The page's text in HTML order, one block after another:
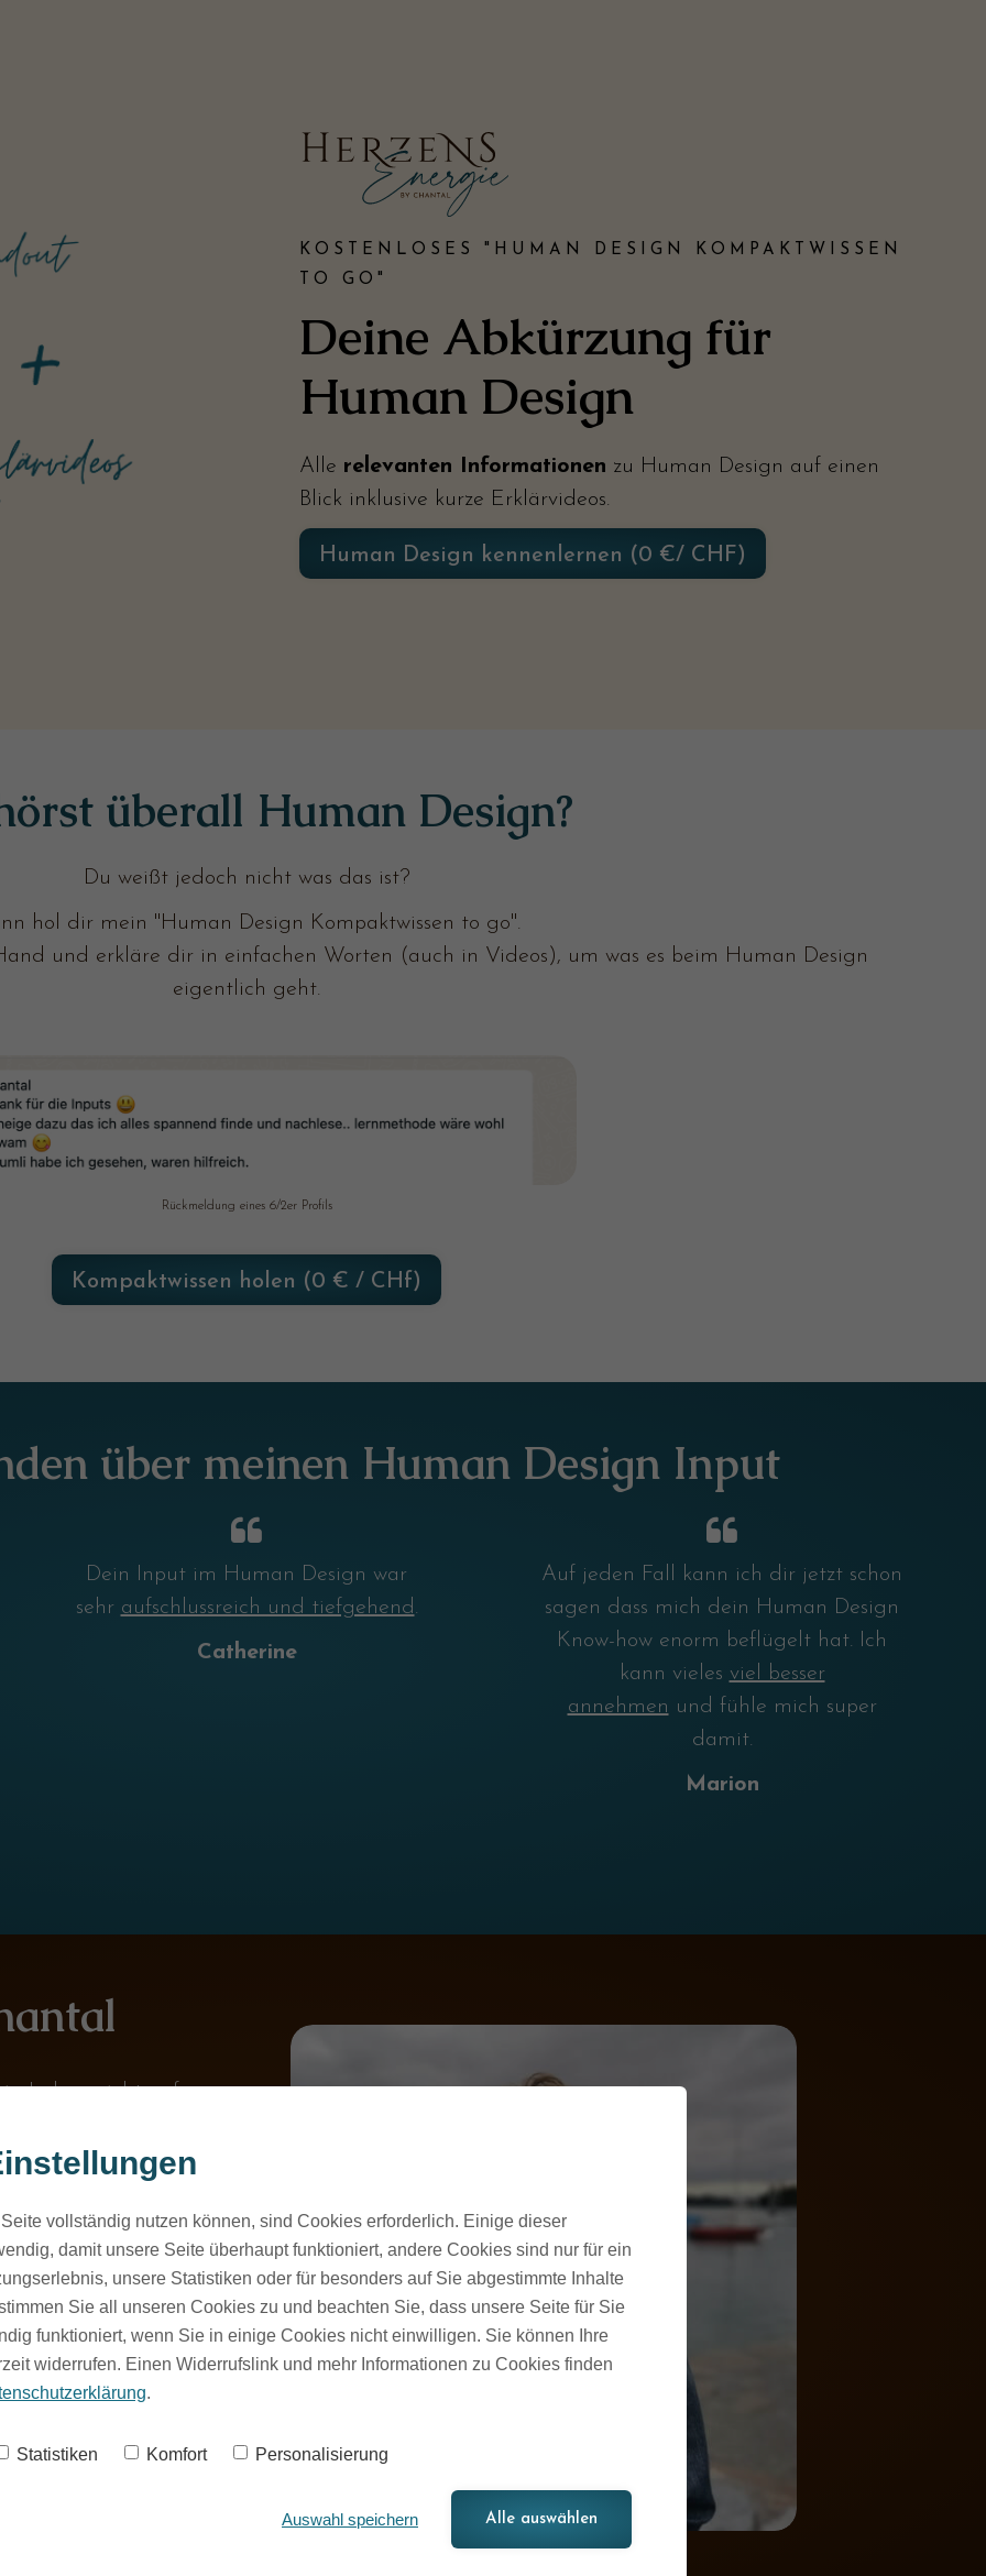
KOSTENLOSES "HUMAN DESIGN KOMPAKTWISSEN
TO GO"
Deine Abkürzung für
Human Design
Alle relevanten Informationen zu Human Design auf einen
Blick inklusive kurze Erklärvideos.
Human Design kennenlernen (0 €/ CHF)
überall Human Design?
Du weißt jedoch nicht was das ist?
hol dir mein "Human Design Kompaktwissen to go".
und erkläre dir in einfachen Worten (auch in Videos), um was es beim Human Design
eigentlich geht.
Rückmeldung eines 6/2er Profils
Kompaktwissen holen (0 € / CHf)
über meinen Human Design Input
Dein Input im Human Design war
sehr aufschlussreich und tiefgehend.
Catherine
Auf jeden Fall kann ich dir jetzt schon
sagen dass mich dein Human Design
Know-how enorm beflügelt hat. Ich
kann vieles viel besser
annehmen und fühle mich super
damit.
Marion
Leben nicht auf
aber es hat
Ich habe
die Welt
fällt es mir
eine Situation völlig
mein Mann,
von uns sieht die
deine eigene
vollständig nutzen können, sind Cookies erforderlich. Einige dieser
damit unsere Seite überhaupt funktioniert, andere Cookies sind nur für ein
unsere Statistiken oder für besonders auf Sie abgestimmte Inhalte
Sie all unseren Cookies zu und beachten Sie, dass unsere Seite für Sie
funktioniert, wenn Sie in einige Cookies nicht einwilligen. Sie können Ihre
widerrufen. Einen Widerrufslink und mehr Informationen zu Cookies finden
.
Statistiken Komfort Personalisierung
Auswahl speichern Alle auswählen